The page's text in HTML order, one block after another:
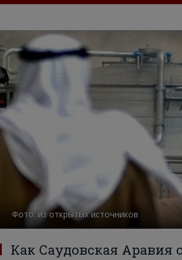
Фото: из открытых источников
Как Саудовская Аравия